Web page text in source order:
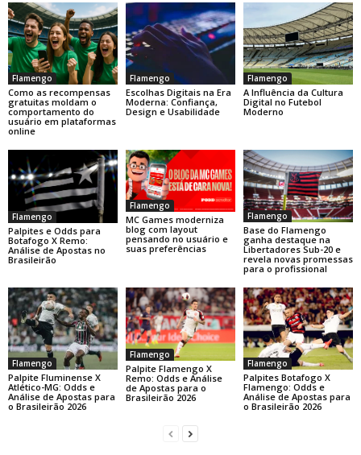
Flamengo
Como as recompensas
gratuitas moldam o
comportamento do
usuário em plataformas
online
Flamengo
Escolhas Digitais na Era
Moderna: Confiança,
Design e Usabilidade
Flamengo
A Influência da Cultura
Digital no Futebol
Moderno
Flamengo
Palpites e Odds para
Botafogo X Remo:
Análise de Apostas no
Brasileirão
Flamengo
MC Games moderniza
blog com layout
pensando no usuário e
suas preferências
Flamengo
Base do Flamengo
ganha destaque na
Libertadores Sub-20 e
revela novas promessas
para o profissional
Flamengo
Palpite Fluminense X
Atlético-MG: Odds e
Análise de Apostas para
o Brasileirão 2026
Flamengo
Palpite Flamengo X
Remo: Odds e Análise
de Apostas para o
Brasileirão 2026
Flamengo
Palpites Botafogo X
Flamengo: Odds e
Análise de Apostas para
o Brasileirão 2026